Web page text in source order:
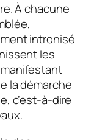
À chacune
intronisé
les
manifestant
la démarche
c’est-à-dire